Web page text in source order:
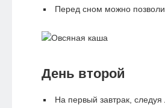
Перед сном можно
День второй
На первый завтрак,